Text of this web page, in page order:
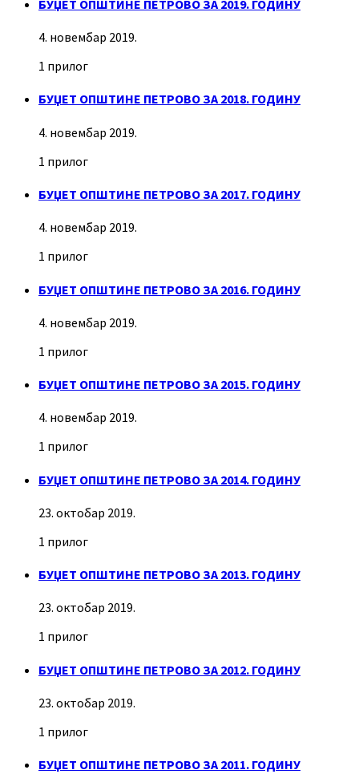
БУЏЕТ ОПШТИНЕ ПЕТРОВО ЗА 2019. ГОДИНУ
4. новембар 2019.
1 прилог
БУЏЕТ ОПШТИНЕ ПЕТРОВО ЗА 2018. ГОДИНУ
4. новембар 2019.
1 прилог
БУЏЕТ ОПШТИНЕ ПЕТРОВО ЗА 2017. ГОДИНУ
4. новембар 2019.
1 прилог
БУЏЕТ ОПШТИНЕ ПЕТРОВО ЗА 2016. ГОДИНУ
4. новембар 2019.
1 прилог
БУЏЕТ ОПШТИНЕ ПЕТРОВО ЗА 2015. ГОДИНУ
4. новембар 2019.
1 прилог
БУЏЕТ ОПШТИНЕ ПЕТРОВО ЗА 2014. ГОДИНУ
23. октобар 2019.
1 прилог
БУЏЕТ ОПШТИНЕ ПЕТРОВО ЗА 2013. ГОДИНУ
23. октобар 2019.
1 прилог
БУЏЕТ ОПШТИНЕ ПЕТРОВО ЗА 2012. ГОДИНУ
23. октобар 2019.
1 прилог
БУЏЕТ ОПШТИНЕ ПЕТРОВО ЗА 2011. ГОДИНУ